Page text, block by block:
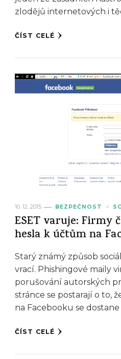
zlodějů internetových i
ČÍST CELÉ
10. 12. 2015 BEZPEČNOST
ESET varuje: Firmy
hesla k účtům na
Starý známý způsob
vrací. Phishingové maily
porušování autorských
stránce se postarají o to,
na Facebooku se
ČÍST CELÉ